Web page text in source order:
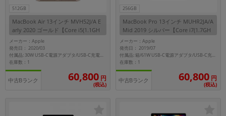
512GB
MacBook Air 13インチ MVH52J/A E
arly 2020 ゴールド【Core i5(1.1GH
z)/8GB/512GB SSD】
メーカー：Apple
発売日： 2020/03
付属品: 30W USB-C電源アダプタ/USB-C充電ケーブル(2m)
在庫数：1
中古Bランク 60,800 円
(税込)
256GB
MacBook Pro 13インチ MUHR2JA/A
Mid 2019 シルバー【Core i7(1.7GH
z)/16GB/256GB SSD】
メーカー：Apple
発売日： 2019/07
付属品: 箱/61W USB-C電源アダプタ/USB-C充電ケーブル/マニュアル
在庫数：1
中古Bランク 60,800 円
(税込)